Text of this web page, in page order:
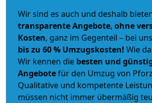
Wir sind es auch und deshalb
transparente Angebote, ohne
Kosten, ganz im Gegenteil – bei uns
bis zu 60 % Umzugskosten! Wie
Wir kennen die besten und
Angebotefür den Umzug von
Qualitative und kompetente
müssen nicht immer übermäßig